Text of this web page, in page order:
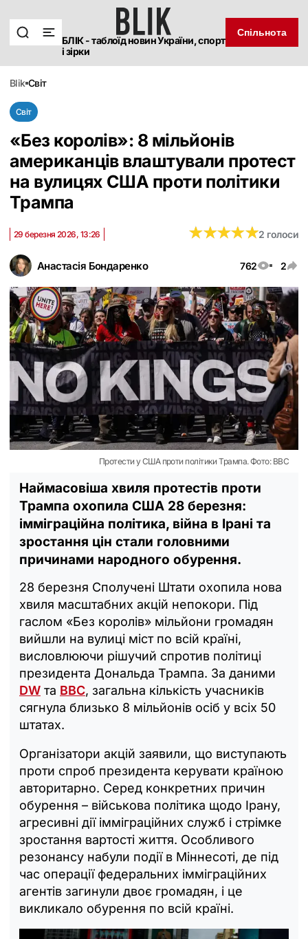
БЛІК - таблоїд новин України, спорт
і зірки
Спільнота
blik світ
Світ
«Без королів»: 8 мільйонів
американців влаштували протест
на вулицях США проти політики
Трампа
Анастасія Бондаренко 762 2
29 березня 2026, 13:26 ★★★★★
★★★★★2 голоси
Протести у США проти політики Трампа. Фото: BBC
Наймасовіша хвиля протестів проти
Трампа охопила США 28 березня:
імміграційна політика, війна в Ірані та
зростання цін стали головними
причинами народного обурення.
28 березня Сполучені Штати охопила нова
хвиля масштабних акцій непокори. Під
гаслом «Без королів» мільйони громадян
вийшли на вулиці міст по всій країні,
висловлюючи рішучий спротив політиці
президента Дональда Трампа. За даними
DW та BBC, загальна кількість учасників
сягнула близько 8 мільйонів осіб у всіх 50
штатах.
Організатори акцій заявили, що виступають
проти спроб президента керувати країною
авторитарно. Серед конкретних причин
обурення – військова політика щодо Ірану,
агресивні дії імміграційних служб і стрімке
зростання вартості життя. Особливого
резонансу набули події в Міннесоті, де під
час операції федеральних імміграційних
агентів загинули двоє громадян, і це
викликало обурення по всій країні.